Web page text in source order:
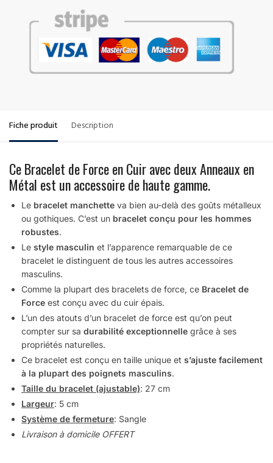
Fiche produit Description
Ce Bracelet de Force en Cuir avec deux Anneaux en
Métal est un accessoire de haute gamme.
Le bracelet manchette va bien au-delà des goûts métalleux
ou gothiques. C’est un bracelet conçu pour les hommes
robustes.
Le style masculin et l’apparence remarquable de ce
bracelet le distinguent de tous les autres accessoires
masculins.
Comme la plupart des bracelets de force, ce Bracelet de
Force est conçu avec du cuir épais.
L’un des atouts d’un bracelet de force est qu’on peut
compter sur sa durabilité exceptionnelle grâce à ses
propriétés naturelles.
Ce bracelet est conçu en taille unique et s’ajuste facilement
à la plupart des poignets masculins.
Taille du bracelet (ajustable): 27 cm
Largeur: 5 cm
Système de fermeture: Sangle
Livraison à domicile OFFERT